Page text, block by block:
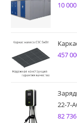
10
457
22-7-
82